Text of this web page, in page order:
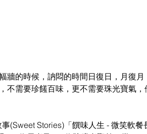
牆的時候，訥悶的時間日復日，月復
不需要珍饈百味，更不需要珠光寶氣
(Sweet Stories)「饌味人生 - 微笑軟餐